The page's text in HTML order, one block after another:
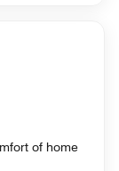
of home